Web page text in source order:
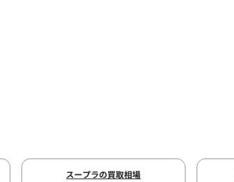
スープラの買取相場